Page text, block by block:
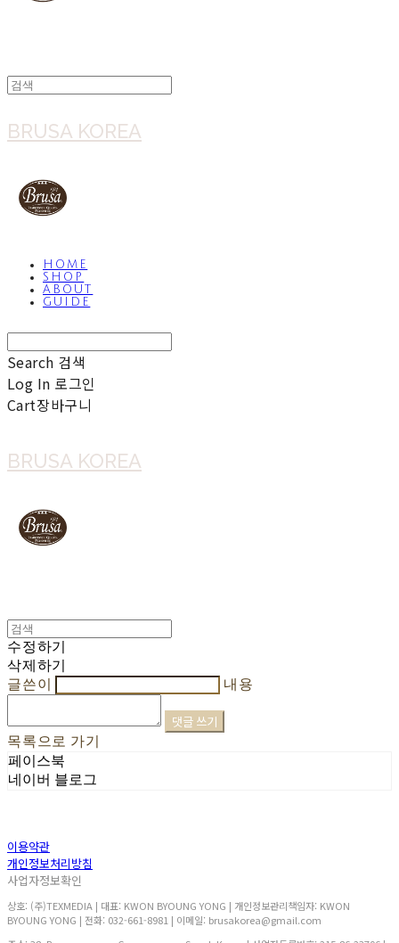
BRUSA KOREA
HOME
SHOP
ABOUT
GUIDE
Search 검색
Log In 로그인
Cart장바구니
BRUSA KOREA
수정하기
삭제하기
글쓴이
내용
댓글 쓰기
목록으로 가기
페이스북
네이버 블로그
이용약관
개인정보처리방침
사업자정보확인
상호: (주)TEXMEDIA | 대표: KWON BYOUNG YONG | 개인정보관리책임자: KWON
BYOUNG YONG | 전화: 032-661-8981 | 이메일: brusakorea@gmail.com